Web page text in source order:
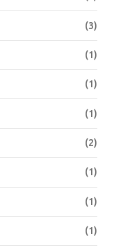
(3)
(1)
(1)
(1)
(2)
(1)
(1)
(1)